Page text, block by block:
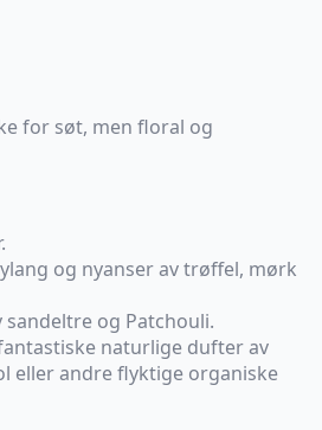
for søt, men floral og
og nyanser av trøffel, mørk
sandeltre og Patchouli.
naturlige dufter av
eller andre flyktige organiske